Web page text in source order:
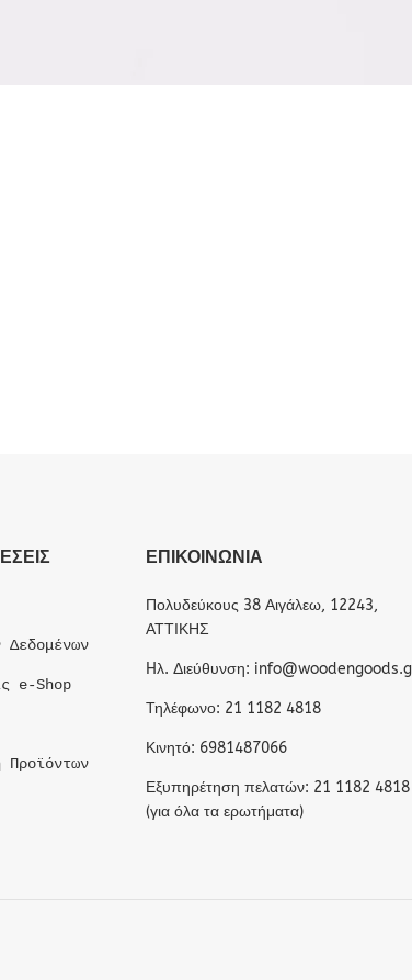
Δεδομένων
e-Shop
Προϊόντων
ΕΠΙΚΟΙΝΩΝΙΑ
Πολυδεύκους 38 Αιγάλεω, 12243,
ΑΤΤΙΚΗΣ
Hλ. Διεύθυνση:
Τηλέφωνο: 21 1182 4818
Κινητό: 6981487066
Εξυπηρέτηση πελατών: 21 1182 4818
(για όλα τα ερωτήματα)